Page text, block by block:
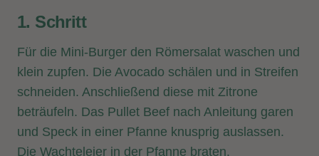
1. Schritt
Für die Mini-Burger den Römersalat waschen und
klein zupfen. Die Avocado schälen und in Streifen
schneiden. Anschließend diese mit Zitrone
beträufeln. Das Pullet Beef nach Anleitung garen
und Speck in einer Pfanne knusprig auslassen.
Die Wachteleier in der Pfanne braten.